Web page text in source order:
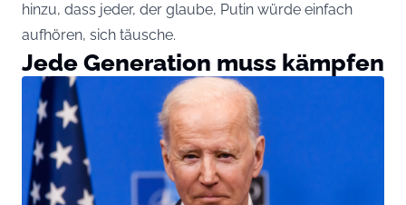
hinzu, dass jeder, der glaube, Putin würde einfach
aufhören, sich täusche.
Jede Generation muss kämpfen